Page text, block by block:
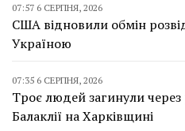
07:57 6 СЕРПНЯ, 2026
США відновили обмін
Україною
07:35 6 СЕРПНЯ, 2026
Троє людей загинули через
Балаклії на Харківщині